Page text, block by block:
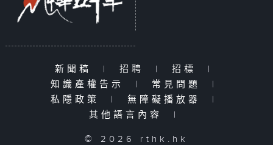
新聞稿 | 招聘 | 招標
|
知識產權告示
| 常見問題
|
私隱政策
| 無障礙播放器
|
其他語言內容
|
© 2026 rthk.hk